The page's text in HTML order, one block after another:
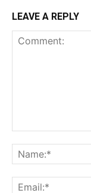
LEAVE A REPLY